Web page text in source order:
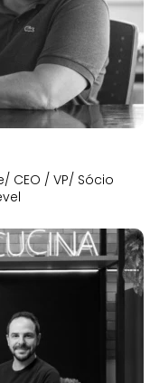
CEO / VP/ Sócio